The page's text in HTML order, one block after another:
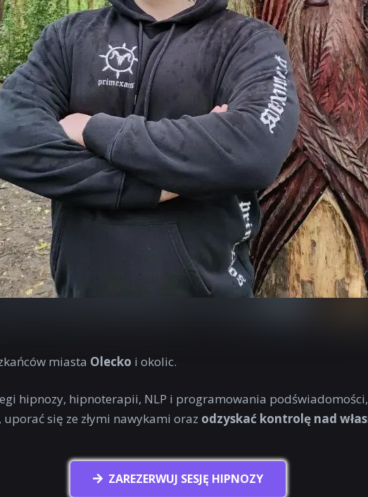
miasta Olecko i okolic.
hipnozy, hipnoterapii, NLP i programowania
się ze złymi nawykami oraz odzyskać kontrolę nad
ZAREZERWUJ SESJĘ HIPNOZY